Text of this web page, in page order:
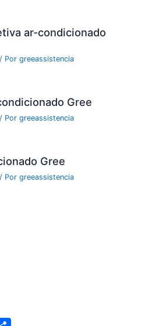
ar-condicionado
/ Porgreeassistencia
Gree
/ Porgreeassistencia
Gree
/ Porgreeassistencia